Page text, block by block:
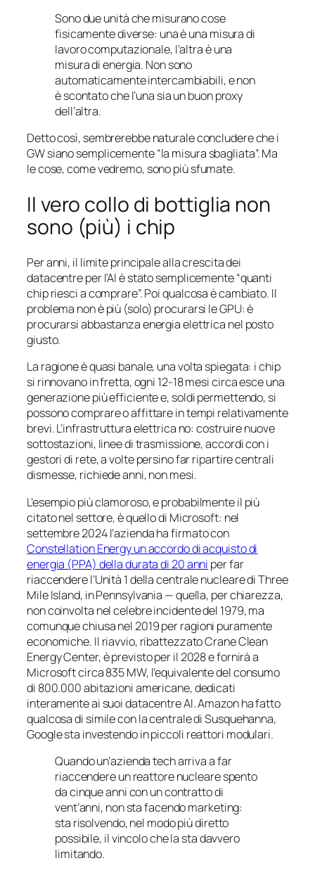
Sono due unità che misurano cose
fisicamente diverse: una è una misura di
lavoro computazionale, l’altra è una
misura di energia. Non sono
automaticamente intercambiabili, e non
è scontato che l’una sia un buon proxy
dell’altra.
Detto così, sembrerebbe naturale concludere che i
GW siano semplicemente “la misura sbagliata”. Ma
le cose, come vedremo, sono più sfumate.
Il vero collo di bottiglia non
sono (più) i chip
Per anni, il limite principale alla crescita dei
datacentre per l’AI è stato semplicemente “quanti
chip riesci a comprare”. Poi qualcosa è cambiato. Il
problema non è più (solo) procurarsi le GPU: è
procurarsi abbastanza energia elettrica nel posto
giusto.
La ragione è quasi banale, una volta spiegata: i chip
si rinnovano in fretta, ogni 12-18 mesi circa esce una
generazione più efficiente e, soldi permettendo, si
possono comprare o affittare in tempi relativamente
brevi. L’infrastruttura elettrica no: costruire nuove
sottostazioni, linee di trasmissione, accordi con i
gestori di rete, a volte persino far ripartire centrali
dismesse, richiede anni, non mesi.
L’esempio più clamoroso, e probabilmente il più
citato nel settore, è quello di Microsoft: nel
settembre 2024 l’azienda ha firmato con
Constellation Energy un accordo di acquisto di
energia (PPA) della durata di 20 anni per far
riaccendere l’Unità 1 della centrale nucleare di Three
Mile Island, in Pennsylvania — quella, per chiarezza,
non coinvolta nel celebre incidente del 1979, ma
comunque chiusa nel 2019 per ragioni puramente
economiche. Il riavvio, ribattezzato Crane Clean
Energy Center, è previsto per il 2028 e fornirà a
Microsoft circa 835 MW, l’equivalente del consumo
di 800.000 abitazioni americane, dedicati
interamente ai suoi datacentre AI. Amazon ha fatto
qualcosa di simile con la centrale di Susquehanna,
Google sta investendo in piccoli reattori modulari.
Quando un’azienda tech arriva a far
riaccendere un reattore nucleare spento
da cinque anni con un contratto di
vent’anni, non sta facendo marketing:
sta risolvendo, nel modo più diretto
possibile, il vincolo che la sta davvero
limitando.